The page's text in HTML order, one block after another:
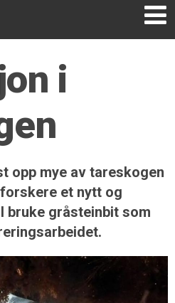
i
opp mye av tare­skogen
et nytt og
bruke gråsteinbit som